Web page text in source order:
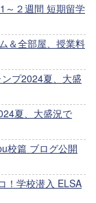
～２週間 短期留学
＆全部屋、授業料
プ2024夏、大盛
夏、大盛況で
校篇 ブログ公開
！学校潜入 ELSA